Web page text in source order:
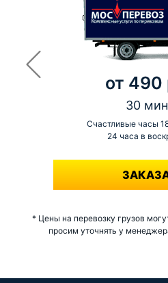
от 490
30
Счастливые часы
24 часа в -
* Цены на перевозку грузов
просим уточнять у